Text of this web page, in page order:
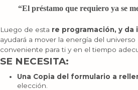
“El préstamo que requiero ya se
Luego de esta re programación, y da
ayudará a mover la energía del
conveniente para ti y en el tiempo
SE NECESITA:
Una Copia del formulario a
elección.